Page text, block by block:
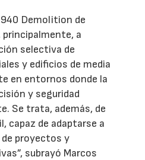
940 Demolition de
a
selectiva de
y edificios de media
en entornos donde la
y seguridad
Se trata, además, de
capaz de adaptarse a
de proyectos y
subrayó Marcos